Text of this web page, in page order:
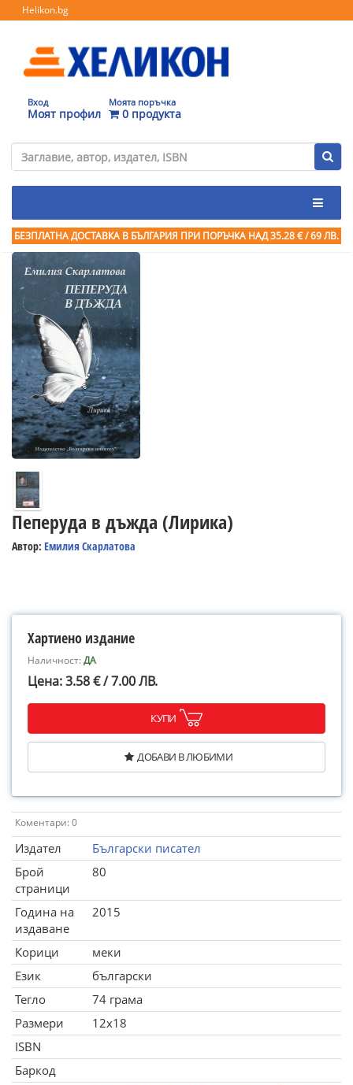
Helikon.bg
Вход
Моят профил
Моята поръчка
0 продукта
БЕЗПЛАТНА ДОСТАВКА В БЪЛГАРИЯ ПРИ ПОРЪЧКА НАД 35.28 € / 69 ЛВ.
Пеперуда в дъжда (Лирика)
Автор: Емилия Скарлатова
Хартиено издание
Наличност:ДА
Цена: 3.58 € / 7.00 ЛВ.
КУПИ
ДОБАВИ В ЛЮБИМИ
Коментари: 0
Издател
Български писател
Брой
страници
80
Година на
издаване
2015
Корици
меки
Език
български
Тегло
74 грама
Размери
12x18
ISBN
Баркод